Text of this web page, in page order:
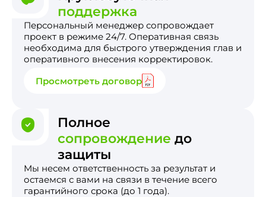
поддержка
Персональный менеджер сопровождает
проект в режиме 24/7. Оперативная связь
необходима для быстрого утверждения глав и
оперативного внесения корректировок.
Просмотреть договор
Полное
сопровождение до
защиты
Мы несем ответственность за результат и
остаемся с вами на связи в течение всего
гарантийного срока (до 1 года).